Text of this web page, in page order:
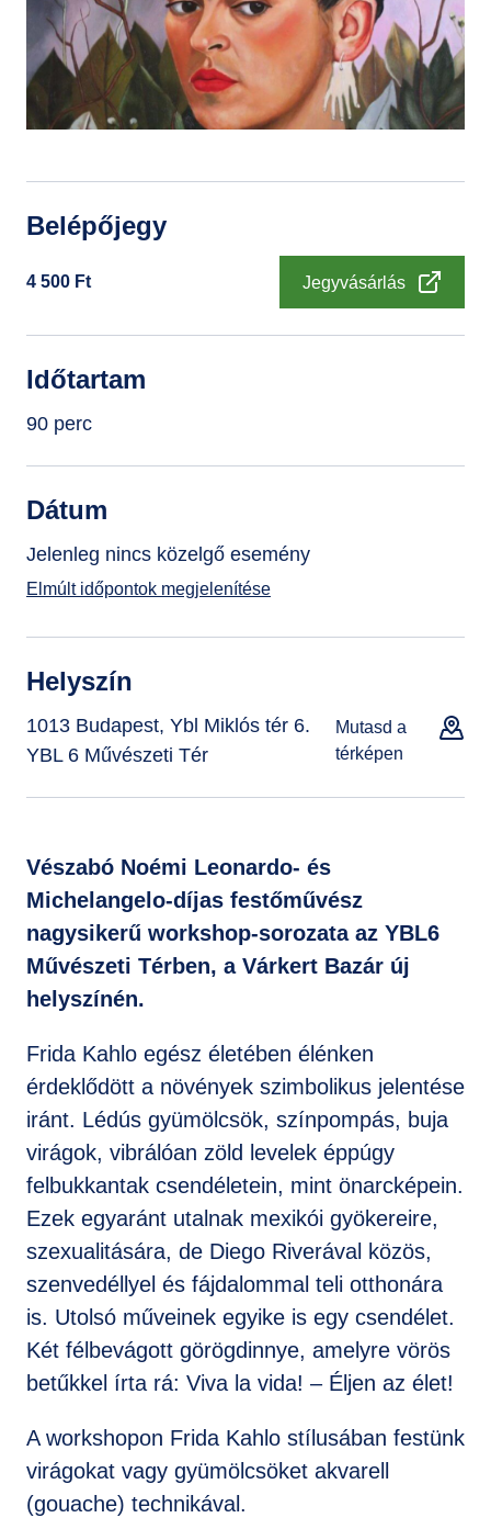
GYIK
Belépőjegy
4 500 Ft Jegyvásárlás
Időtartam
90 perc
Dátum
Jelenleg nincs közelgő esemény
Elmúlt időpontok megjelenítése
Helyszín
1013 Budapest, Ybl Miklós tér 6.
YBL 6 Művészeti Tér
Mutasd a
térképen
Vészabó Noémi Leonardo- és
Michelangelo-díjas festőművész
nagysikerű workshop-sorozata az YBL6
Művészeti Térben, a Várkert Bazár új
helyszínén.
Frida Kahlo egész életében élénken
érdeklődött a növények szimbolikus jelentése
iránt. Lédús gyümölcsök, színpompás, buja
virágok, vibrálóan zöld levelek éppúgy
felbukkantak csendéletein, mint önarcképein.
Ezek egyaránt utalnak mexikói gyökereire,
szexualitására, de Diego Riverával közös,
szenvedéllyel és fájdalommal teli otthonára
is. Utolsó műveinek egyike is egy csendélet.
Két félbevágott görögdinnye, amelyre vörös
betűkkel írta rá: Viva la vida! – Éljen az élet!
A workshopon Frida Kahlo stílusában festünk
virágokat vagy gyümölcsöket akvarell
(gouache) technikával.